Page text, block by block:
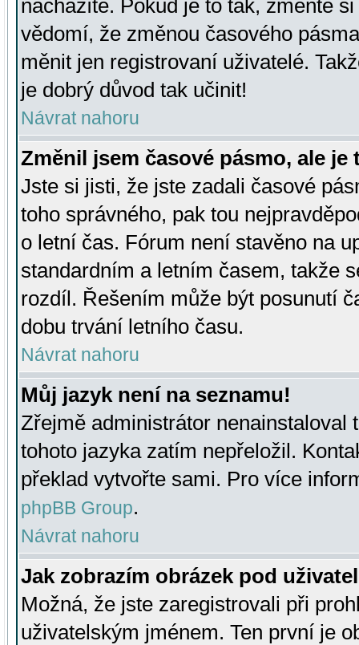
nacházíte. Pokud je to tak, změňte
vědomí, že změnou časového
měnit jen registrovaní uživatelé.
je dobrý důvod tak učinit!
Návrat nahoru
Změnil jsem časové pásmo, ale je
Jste si jisti, že jste zadali časové
toho správného, pak tou
o letní čas. Fórum není stavěno na
standardním a letním časem, takže
rozdíl. Řešením může být posunutí
dobu trvání letního času.
Návrat nahoru
Můj jazyk není na seznamu!
Zřejmě administrátor nenainstaloval
tohoto jazyka zatím nepřeložil.
překlad vytvořte sami. Pro více
phpBB Group.
Návrat nahoru
Jak zobrazím obrázek pod
Možná, že jste zaregistrovali při
uživatelským jménem. Ten první je